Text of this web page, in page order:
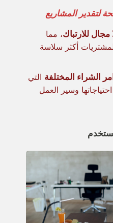
مجال للارتباك، مما
أكثر سلاسة
الشراء المختلفة التي
وسير العمل